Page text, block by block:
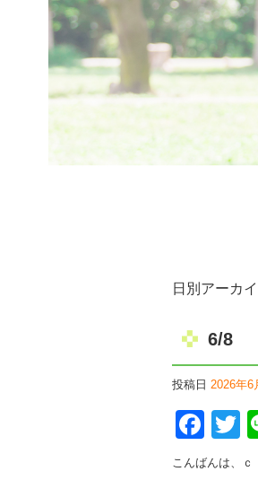
日別アーカ
6/8
投稿日 2026年6
こんばんは、ｃ